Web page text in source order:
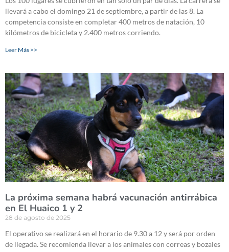
llevará a cabo el domingo 21 de septiembre, a partir de las 8. La
competencia consiste en completar 400 metros de natación, 10
kilómetros de bicicleta y 2.400 metros corriendo.
Leer Más >>
La próxima semana habrá vacunación antirrábica
en El Huaico 1 y 2
28 de agosto de 2025
El operativo se realizará en el horario de 9.30 a 12 y será por orden
de llegada. Se recomienda llevar a los animales con correas y bozales